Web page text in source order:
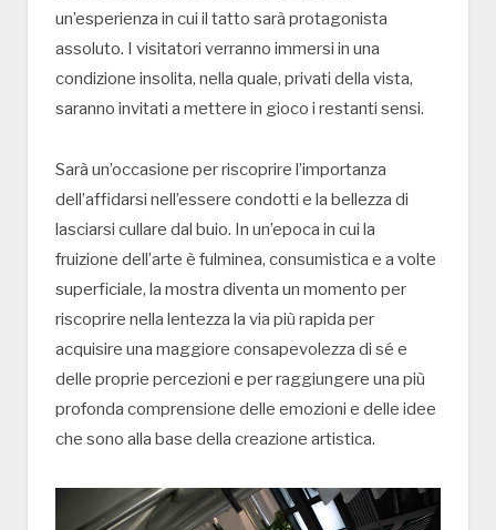
un’esperienza in cui il tatto sarà protagonista
assoluto. I visitatori verranno immersi in una
condizione insolita, nella quale, privati della vista,
saranno invitati a mettere in gioco i restanti sensi.
Sarà un’occasione per riscoprire l’importanza
dell’affidarsi nell’essere condotti e la bellezza di
lasciarsi cullare dal buio. In un’epoca in cui la
fruizione dell’arte è fulminea, consumistica e a volte
superficiale, la mostra diventa un momento per
riscoprire nella lentezza la via più rapida per
acquisire una maggiore consapevolezza di sé e
delle proprie percezioni e per raggiungere una più
profonda comprensione delle emozioni e delle idee
che sono alla base della creazione artistica.